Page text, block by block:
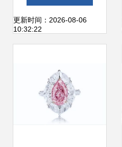
赏与市场交易指南
更新时间：2026-08-06
10:32:22